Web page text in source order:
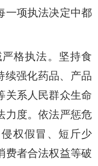
一项执法决定中都
格执法。坚持食
续强化药品、产品
关系人民群众生命
力度。依法严惩危
权假冒、短斤少
费者合法权益等破